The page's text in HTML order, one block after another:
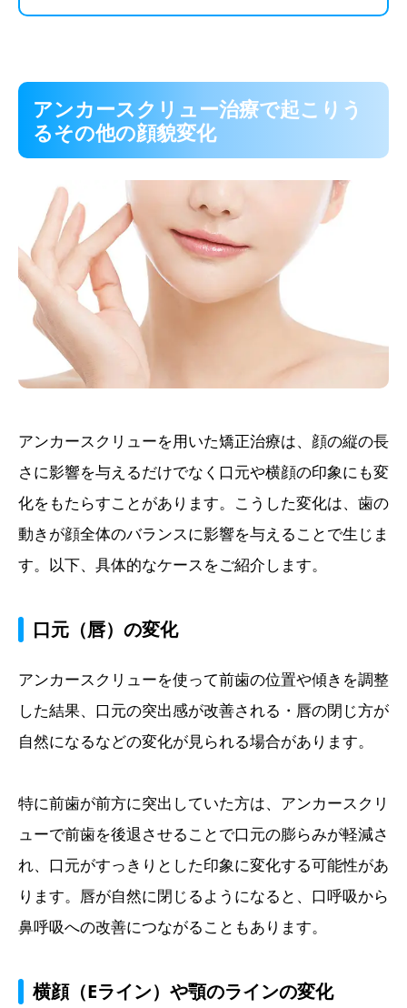
アンカースクリュー治療で起こりう
るその他の顔貌変化
アンカースクリューを用いた矯正治療は、顔の縦の長
さに影響を与えるだけでなく口元や横顔の印象にも変
化をもたらすことがあります。こうした変化は、歯の
動きが顔全体のバランスに影響を与えることで生じま
す。以下、具体的なケースをご紹介します。
口元（唇）の変化
アンカースクリューを使って前歯の位置や傾きを調整
した結果、口元の突出感が改善される・唇の閉じ方が
自然になるなどの変化が見られる場合があります。
特に前歯が前方に突出していた方は、アンカースクリ
ューで前歯を後退させることで口元の膨らみが軽減さ
れ、口元がすっきりとした印象に変化する可能性があ
ります。唇が自然に閉じるようになると、口呼吸から
鼻呼吸への改善につながることもあります。
横顔（Eライン）や顎のラインの変化